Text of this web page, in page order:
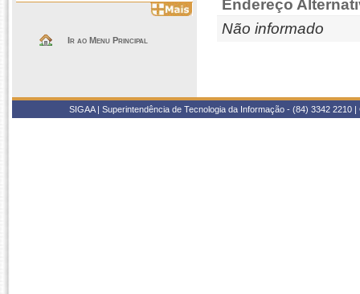
Ir ao Menu Principal
Endereço
Não informado
SIGAA | Superintendência de Tecnologia da Informação - (84) 3342